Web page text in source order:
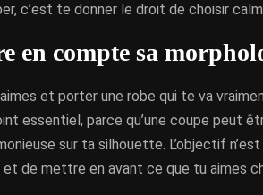
c’est te donner le droit de choisir
en compte sa
et porter une robe qui te va
essentiel, parce qu’une coupe peut
sur ta silhouette. L’objectif
et de mettre en avant ce que tu aimes